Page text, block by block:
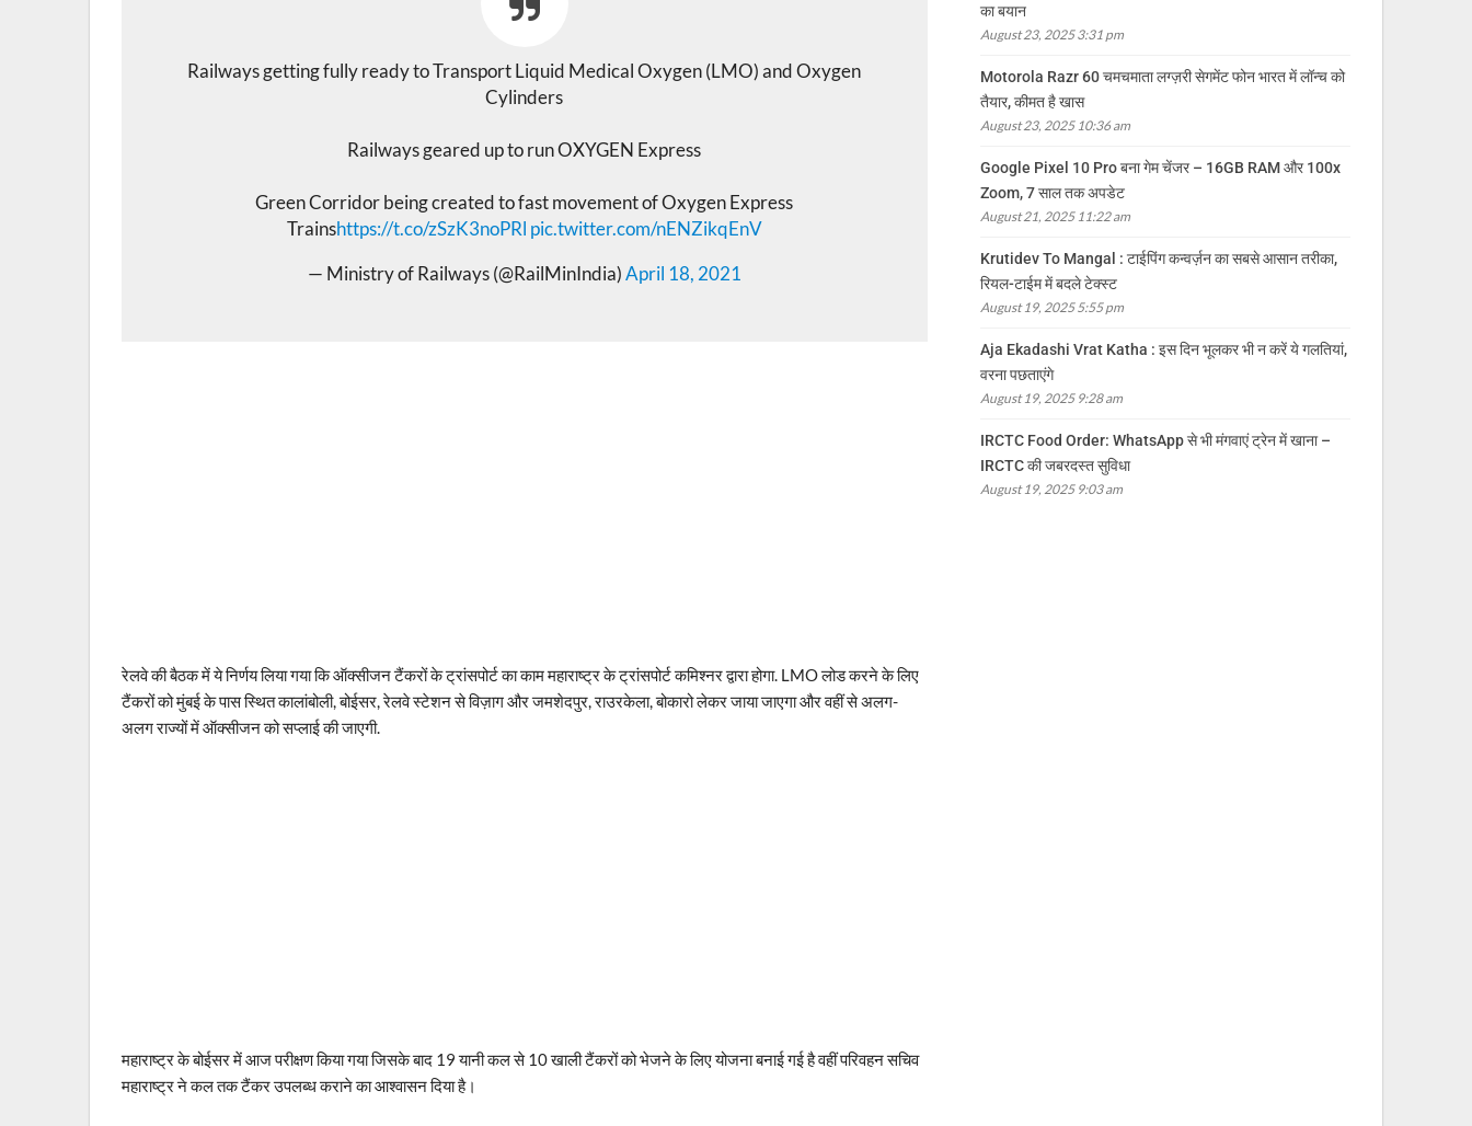
Railways getting fully ready to Transport Liquid Medical Oxygen (LMO) and Oxygen
Cylinders
Railways geared up to run OXYGEN Express
Green Corridor being created to fast movement of Oxygen Express
Trainshttps://t.co/zSzK3noPRl pic.twitter.com/nENZikqEnV
— Ministry of Railways (@RailMinIndia) April 18, 2021
रेलवे की बैठक में ये निर्णय लिया गया कि ऑक्सीजन टैंकरों के ट्रांसपोर्ट का काम महाराष्ट्र के ट्रांसपोर्ट कमिश्नर द्वारा होगा. LMO लोड करने के लिए
टैंकरों को मुंबई के पास स्थित कालांबोली, बोईसर, रेलवे स्टेशन से विज़ाग और जमशेदपुर, राउरकेला, बोकारो लेकर जाया जाएगा और वहीं से अलग-
अलग राज्यों में ऑक्सीजन को सप्लाई की जाएगी.
महाराष्ट्र के बोईसर में आज परीक्षण किया गया जिसके बाद 19 यानी कल से 10 खाली टैंकरों को भेजने के लिए योजना बनाई गई है वहीं परिवहन सचिव
महाराष्ट्र ने कल तक टैंकर उपलब्ध कराने का आश्वासन दिया है।
का बयान
August 23, 2025 3:31 pm
Motorola Razr 60 चमचमाता लग्ज़री सेगमेंट फोन भारत में लॉन्च को
तैयार, कीमत है खास
August 23, 2025 10:36 am
Google Pixel 10 Pro बना गेम चेंजर – 16GB RAM और 100x
Zoom, 7 साल तक अपडेट
August 21, 2025 11:22 am
Krutidev To Mangal : टाईपिंग कन्वर्ज़न का सबसे आसान तरीका,
रियल-टाईम में बदले टेक्स्ट
August 19, 2025 5:55 pm
Aja Ekadashi Vrat Katha : इस दिन भूलकर भी न करें ये गलतियां,
वरना पछताएंगे
August 19, 2025 9:28 am
IRCTC Food Order: WhatsApp से भी मंगवाएं ट्रेन में खाना –
IRCTC की जबरदस्त सुविधा
August 19, 2025 9:03 am